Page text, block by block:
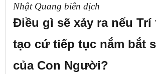
Nhật Quang biên dịch
Điều gì sẽ xảy ra nếu Trí
tạo cứ tiếp tục nắm bắt
của Con Người?